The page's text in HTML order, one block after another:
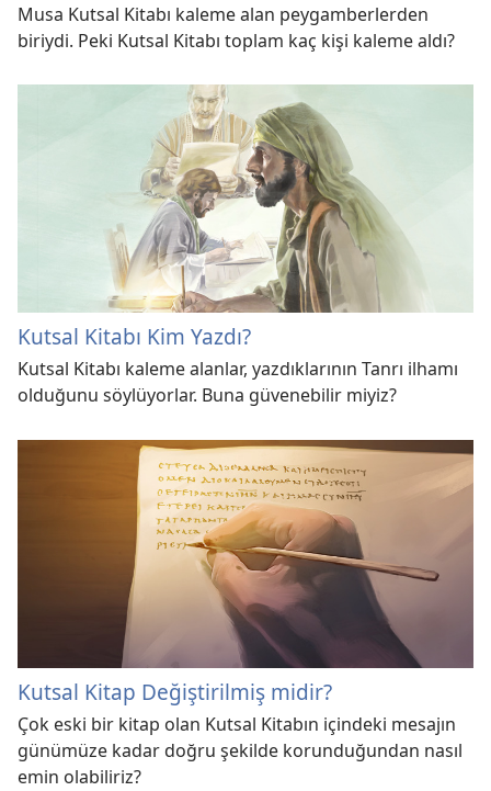
Musa Kutsal Kitabı kaleme alan peygamberlerden
biriydi. Peki Kutsal Kitabı toplam kaç kişi kaleme aldı?
Kutsal Kitabı Kim Yazdı?
Kutsal Kitabı kaleme alanlar, yazdıklarının Tanrı ilhamı
olduğunu söylüyorlar. Buna güvenebilir miyiz?
Kutsal Kitap Değiştirilmiş midir?
Çok eski bir kitap olan Kutsal Kitabın içindeki mesajın
günümüze kadar doğru şekilde korunduğundan nasıl
emin olabiliriz?